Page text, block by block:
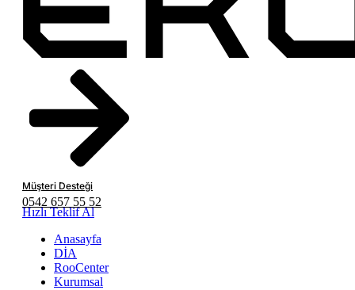
Müşteri Desteği
0542 657 55 52
Hızlı Teklif Al
Anasayfa
DİA
RooCenter
Kurumsal